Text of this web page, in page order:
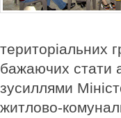
територіальних
бажаючих стати
зусиллями
житлово-